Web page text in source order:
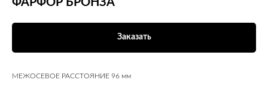
ФАРФОР БРОНЗА
Заказать
МЕЖОСЕВОЕ РАССТОЯНИЕ 96 мм